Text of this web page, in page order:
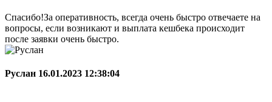
Спасибо!За оперативность, всегда очень быстро отвечаете на
вопросы, если возникают и выплата кешбека происходит
после заявки очень быстро.
Руслан 16.01.2023 12:38:04